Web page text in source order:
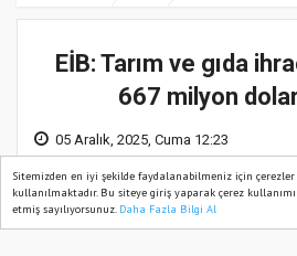
Sitemizden en iyi şekilde faydalanabilmeniz için çerezler
kullanılmaktadır. Bu siteye giriş yaparak çerez
etmiş sayılıyorsunuz. Daha Fazla Bilgi Al
EİB: Tarım ve gıda
667 milyon
05 Aralık, 2025, Cuma 12:23
Ana Sayfa Web TV